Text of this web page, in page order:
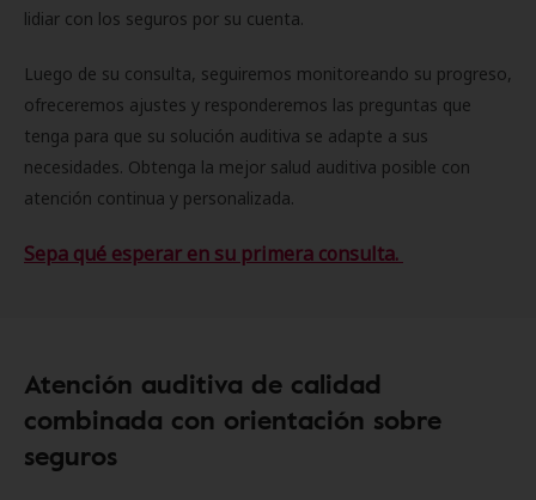
lidiar con los seguros por su cuenta.
Luego de su consulta, seguiremos monitoreando su progreso,
ofreceremos ajustes y responderemos las preguntas que
tenga para que su solución auditiva se adapte a sus
necesidades. Obtenga la mejor salud auditiva posible con
atención continua y personalizada.
Sepa qué esperar en su primera consulta.
Atención auditiva de calidad
combinada con orientación sobre
seguros